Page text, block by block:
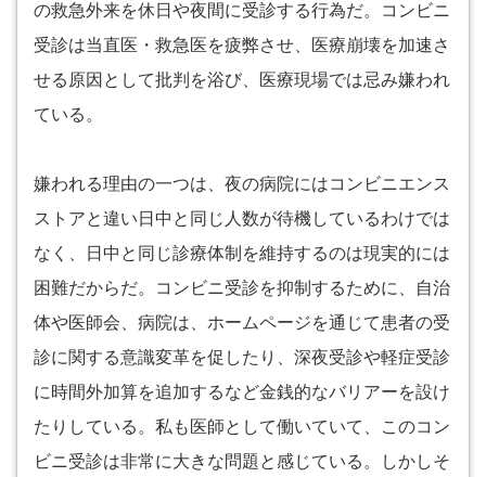
の救急外来を休日や夜間に受診する行為だ。コンビニ
受診は当直医・救急医を疲弊させ、医療崩壊を加速さ
せる原因として批判を浴び、医療現場では忌み嫌われ
ている。
嫌われる理由の一つは、夜の病院にはコンビニエンス
ストアと違い日中と同じ人数が待機しているわけでは
なく、日中と同じ診療体制を維持するのは現実的には
困難だからだ。コンビニ受診を抑制するために、自治
体や医師会、病院は、ホームページを通じて患者の受
診に関する意識変革を促したり、深夜受診や軽症受診
に時間外加算を追加するなど金銭的なバリアーを設け
たりしている。私も医師として働いていて、このコン
ビニ受診は非常に大きな問題と感じている。しかしそ